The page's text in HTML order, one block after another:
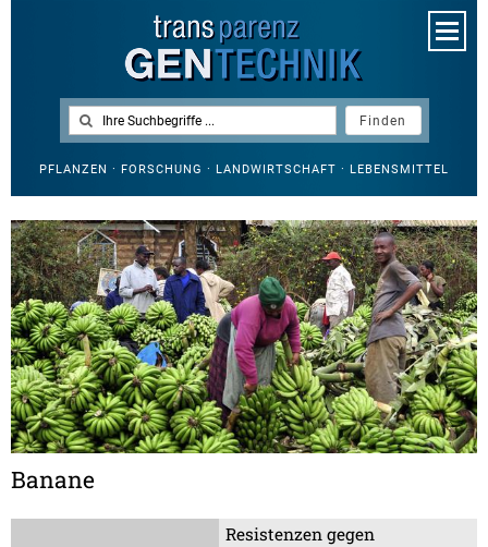
PFLANZEN · FORSCHUNG · LANDWIRTSCHAFT · LEBENSMITTEL
Banane
Resistenzen gegen